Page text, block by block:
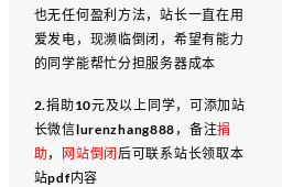
也无任何盈利方法，站长一直在用
爱发电，现濒临倒闭，希望有能力
的同学能帮忙分担服务器成本
2.捐助10元及以上同学，可添加站
长微信lurenzhang888，备注捐
助， 网站倒闭 后可联系站长领取本
站pdf内容